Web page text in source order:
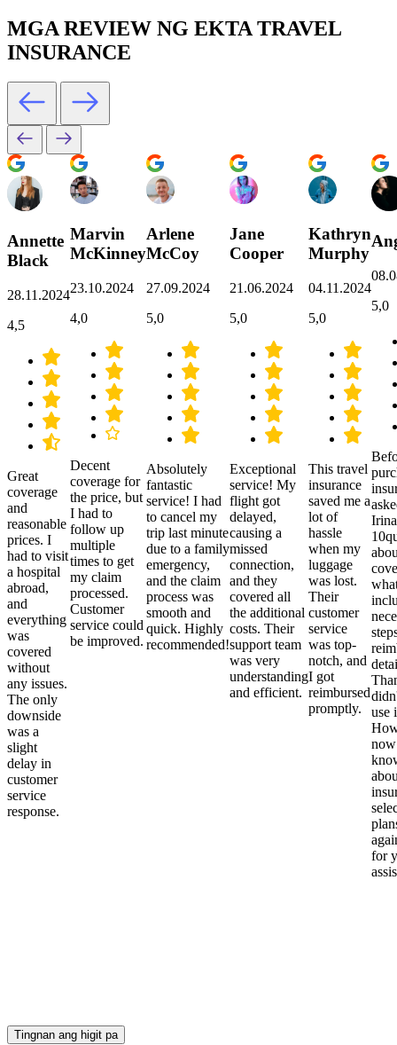
MGA REVIEW NG EKTA TRAVEL
INSURANCE
Annette
Black
28.11.2024
4,5
Great
coverage
and
reasonable
prices. I
had to visit
a hospital
abroad,
and
everything
was
covered
without
any issues.
The only
downside
was a
slight
delay in
customer
service
response.
Marvin
McKinney
23.10.2024
4,0
Decent
coverage for
the price, but
I had to
follow up
multiple
times to get
my claim
processed.
Customer
service could
be improved.
Arlene
McCoy
27.09.2024
5,0
Absolutely
fantastic
service! I had
to cancel my
trip last minute
due to a family
emergency,
and the claim
process was
smooth and
quick. Highly
recommended!
Jane
Cooper
21.06.2024
5,0
Exceptional
service! My
flight got
delayed,
causing a
missed
connection,
and they
covered all
the additional
costs. Their
support team
was very
understanding
and efficient.
Kathryn
Murphy
04.11.2024
5,0
This travel
insurance
saved me a
lot of
hassle
when my
luggage
was lost.
Their
customer
service
was top-
notch, and
I got
reimbursed
promptly.
5,0
use
for
Tingnan ang higit pa